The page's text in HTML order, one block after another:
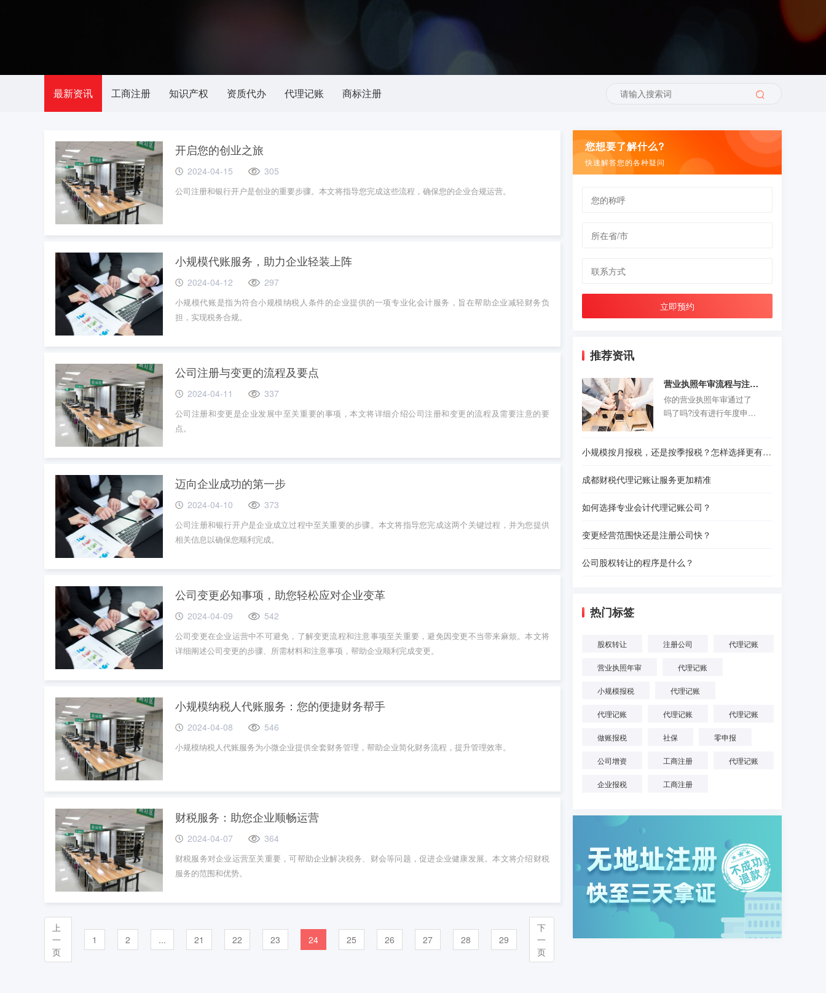
最新资讯 工商注册 知识产权 资质代办 代理记账 商标注册
开启您的创业之旅
2024-04-15 305
公司注册和银行开户是创业的重要步骤。本文将指导您完成这些流程，确保您的企业合规运营。
小规模代账服务，助力企业轻装上阵
2024-04-12 297
小规模代账是指为符合小规模纳税人条件的企业提供的一项专业化会计服务，旨在帮助企业减轻财务负
担，实现税务合规。
公司注册与变更的流程及要点
2024-04-11 337
公司注册和变更是企业发展中至关重要的事项，本文将详细介绍公司注册和变更的流程及需要注意的要
点。
迈向企业成功的第一步
2024-04-10 373
公司注册和银行开户是企业成立过程中至关重要的步骤。本文将指导您完成这两个关键过程，并为您提供
相关信息以确保您顺利完成。
公司变更必知事项，助您轻松应对企业变革
2024-04-09 542
公司变更在企业运营中不可避免，了解变更流程和注意事项至关重要，避免因变更不当带来麻烦。本文将
详细阐述公司变更的步骤、所需材料和注意事项，帮助企业顺利完成变更。
小规模纳税人代账服务：您的便捷财务帮手
2024-04-08 546
小规模纳税人代账服务为小微企业提供全套财务管理，帮助企业简化财务流程，提升管理效率。
财税服务：助您企业顺畅运营
2024-04-07 364
财税服务对企业运营至关重要，可帮助企业解决税务、财会等问题，促进企业健康发展。本文将介绍财税
服务的范围和优势。
上
一
页
1 2 ... 21 22 23 24 25 26 27 28 29
下
一
页
您想要了解什么?
快速解答您的各种疑问
立即预约
推荐资讯
营业执照年审流程与注意事项
你的营业执照年审通过了
吗了吗?没有进行年度申报
取消，改为企业年度报告
公示时间是每年的1月1日-6
位创业者们准备了一份操
悉怎样操作的人作为参
小规模按月报税，还是按季报税？怎样选择更有利？
成都财税代理记账让服务更加精准
如何选择专业会计代理记账公司？
变更经营范围快还是注册公司快？
公司股权转让的程序是什么？
热门标签
股权转让 注册公司 代理记账
营业执照年审 代理记账
小规模报税 代理记账
代理记账 代理记账 代理记账
做账报税 社保 零申报
公司增资 工商注册 代理记账
企业报税 工商注册